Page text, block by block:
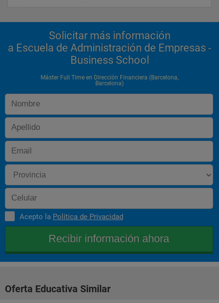
Solicitar más información
a Escuela de Administración de Empresas -
Business School
Máster Full Time en Dirección Financiera (Barcelona,
Barcelona)
Acepto la Política de Privacidad
Oferta Educativa Similar